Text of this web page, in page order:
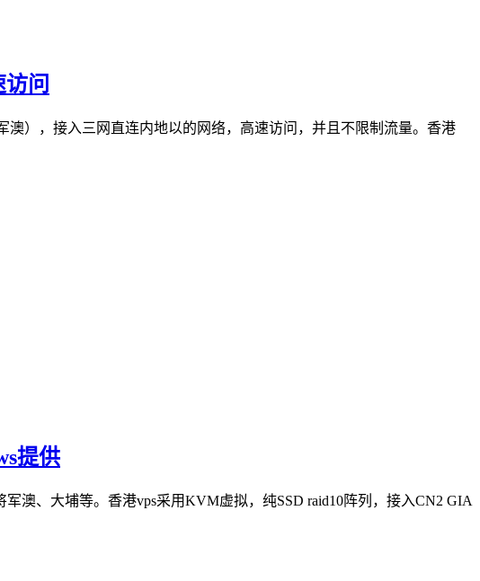
问
澳），接入三网直连内地以的网络，高速访问，并且不限制流量。香港
提供
澳、大埔等。香港vps采用KVM虚拟，纯SSD raid10阵列，接入CN2 GIA